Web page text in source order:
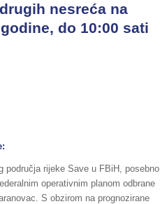
nesreća na
do 10:00 sati
područja rijeke Save u FBiH, posebno
operativnim planom odbrane
S obzirom na prognozirane